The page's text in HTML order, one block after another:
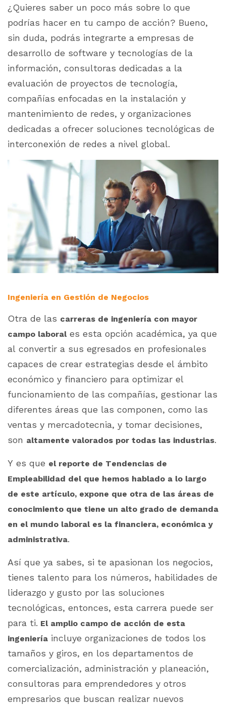
¿Quieres saber un poco más sobre lo que
podrías hacer en tu campo de acción? Bueno,
sin duda, podrás integrarte a empresas de
desarrollo de software y tecnologías de la
información, consultoras dedicadas a la
evaluación de proyectos de tecnología,
compañías enfocadas en la instalación y
mantenimiento de redes, y organizaciones
dedicadas a ofrecer soluciones tecnológicas de
interconexión de redes a nivel global.
Ingeniería en Gestión de Negocios
Otra de las carreras de ingeniería con mayor
campo laborales esta opción académica, ya que
al convertir a sus egresados en profesionales
capaces de crear estrategias desde el ámbito
económico y financiero para optimizar el
funcionamiento de las compañías, gestionar las
diferentes áreas que las componen, como las
ventas y mercadotecnia, y tomar decisiones,
son altamente valorados por todas las industrias.
Y es que el reporte de Tendencias de
Empleabilidad del que hemos hablado a lo largo
de este artículo, expone que otra de las áreas de
conocimiento que tiene un alto grado de demanda
en el mundo laboral es la financiera, económica y
administrativa.​
Así que ya sabes, si te apasionan los negocios,
tienes talento para los números, habilidades de
liderazgo y gusto por las soluciones
tecnológicas, entonces, esta carrera puede ser
para ti. El amplio campo de acción de esta
ingeniería incluye organizaciones de todos los
tamaños y giros, en los departamentos de
comercialización, administración y planeación,
consultoras para emprendedores y otros
empresarios que buscan realizar nuevos